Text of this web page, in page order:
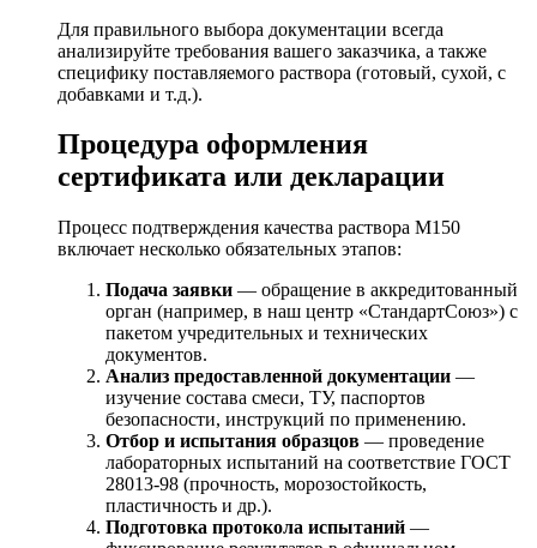
Для правильного выбора документации всегда
анализируйте требования вашего заказчика, а также
специфику поставляемого раствора (готовый, сухой, с
добавками и т.д.).
Процедура оформления
сертификата или декларации
Процесс подтверждения качества раствора М150
включает несколько обязательных этапов:
Подача заявки — обращение в аккредитованный
орган (например, в наш центр «СтандартСоюз») с
пакетом учредительных и технических
документов.
Анализ предоставленной документации —
изучение состава смеси, ТУ, паспортов
безопасности, инструкций по применению.
Отбор и испытания образцов — проведение
лабораторных испытаний на соответствие ГОСТ
28013-98 (прочность, морозостойкость,
пластичность и др.).
Подготовка протокола испытаний —